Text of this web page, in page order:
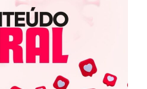
FEITO
QUE
PODE